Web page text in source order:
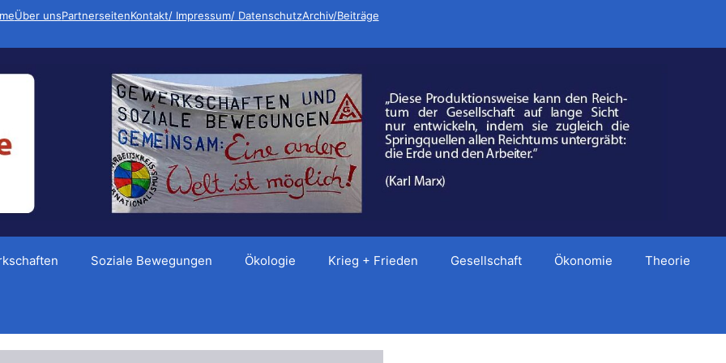
Über unsPartnerseitenKontakt/ Impressum/ DatenschutzArchiv/Beiträge
Soziale Bewegungen Ökologie Krieg + Frieden Gesellschaft Ökonomie Theorie